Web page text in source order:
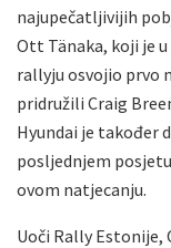
najupečatljivijih
Ott Tänaka, koji je
rallyju osvojio prvo
pridružili Craig
Hyundai je također
posljednjem
ovom natjecanju.
Uoči Rally Estonije,